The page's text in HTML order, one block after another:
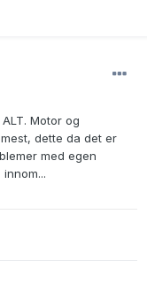
Motor og
dette da det er
med egen